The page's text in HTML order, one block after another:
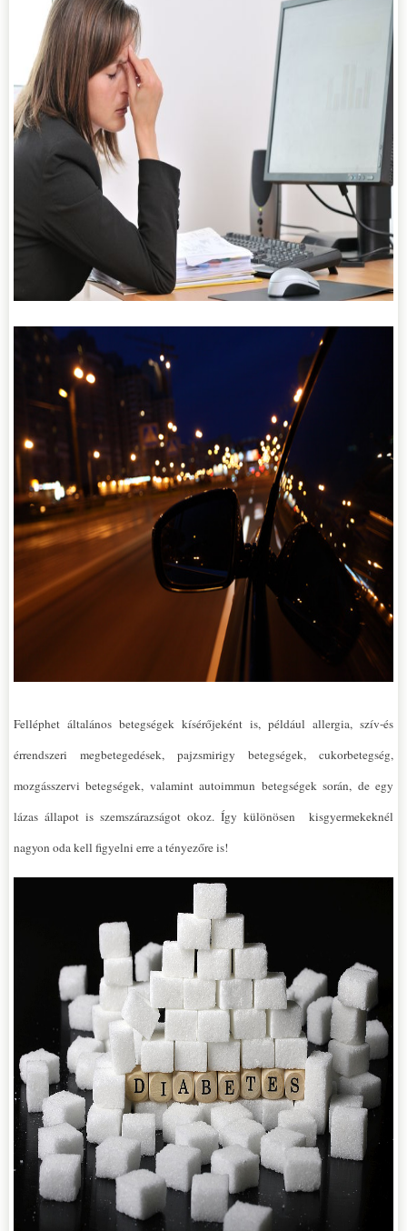
Felléphet általános betegségek kísérőjeként is, például allergia, szív-és
érrendszeri megbetegedések, pajzsmirigy betegségek, cukorbetegség,
mozgásszervi betegségek, valamint autoimmun betegségek során, de egy
lázas állapot is szemszárazságot okoz. Így különösen kisgyermekeknél
nagyon oda kell figyelni erre a tényezőre is!